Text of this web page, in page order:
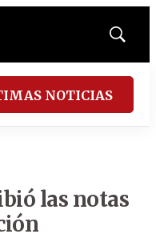
Mostrar
NOTICIAS
las notas